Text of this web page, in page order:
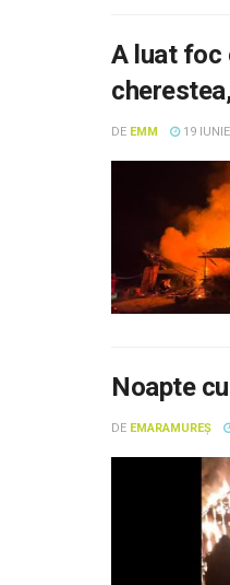
A luat foc
DE EMM 19
Noapte
DE EMARAMUREȘ